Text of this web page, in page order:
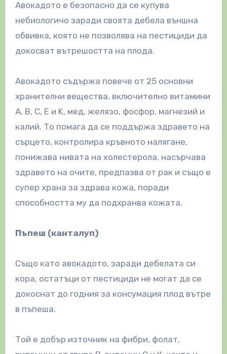
Авокадото е безопасно да се купува
небиологичо заради своята дебела външна
обвивка, която не позволява на пестициди да
докосват вътрешостта на плода.
Авокадото съдържа повече от 25 основни
хранителни вещества, включително витамини
A, B, C, E и K, мед, желязо, фосфор, магнезий и
калий. То помага да се поддържа здравето на
сърцето, контролира кръвното налягане,
понижава нивата на холестерола, насърчава
здравето на очите, предпазва от рак и също е
супер храна за здрава кожа, поради
способността му да подхранва кожата.
Пъпеш (канталуп)
Също като авокадото, заради дебелата си
кора, остатъци от пестициди не могат да се
докоснат до годния за консумация плод вътре
в пъпеша.
Той е добър източник на фибри, фолат,